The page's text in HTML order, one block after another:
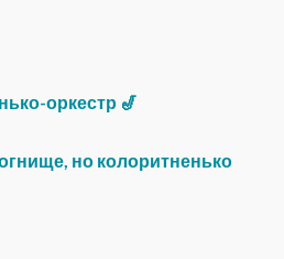
оркестр 🎷
но колоритненько